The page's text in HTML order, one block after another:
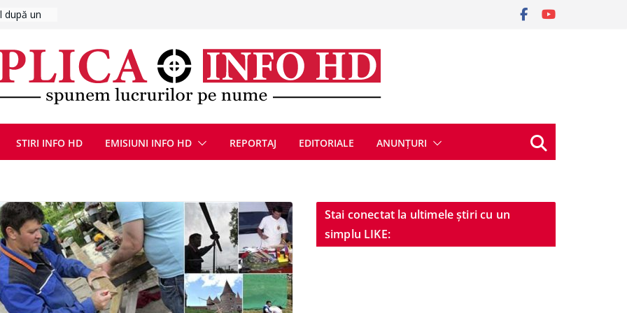
reunite
la cea de-
de
înSTIRI INFO HD EMISIUNI INFO HD REPORTAJ EDITORIALE ANUNȚURI
Stai conectat la ultimele știri cu un
simplu LIKE: